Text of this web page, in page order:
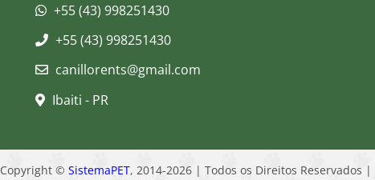
+55 (43) 998251430
+55 (43) 998251430
canillorents@gmail.com
Ibaiti - PR
Copyright © SistemaPET, 2014-2026 | Todos os Direitos Reservados |